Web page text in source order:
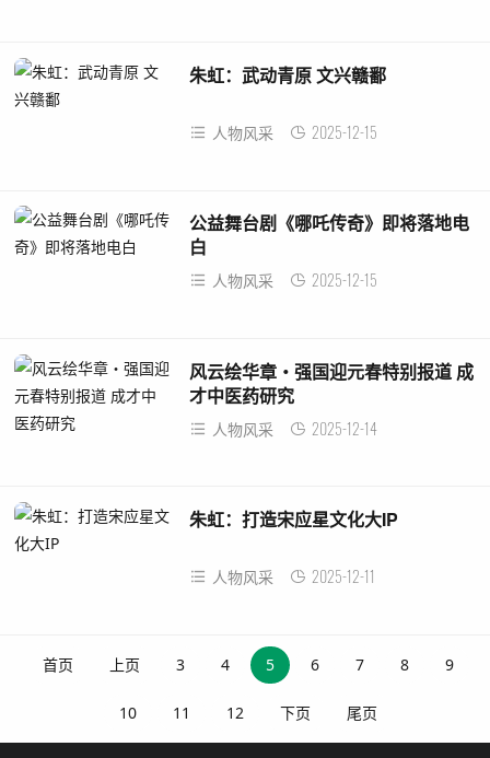
朱虹：武动青原 文兴赣鄱
人物风采 2025-12-15
公益舞台剧《哪吒传奇》即将落地电
白
人物风采 2025-12-15
风云绘华章・强国迎元春特别报道 成
才中医药研究
人物风采 2025-12-14
朱虹：打造宋应星文化大IP
人物风采 2025-12-11
首页 上页 3 4 5 6 7 8 9
10 11 12 下页 尾页